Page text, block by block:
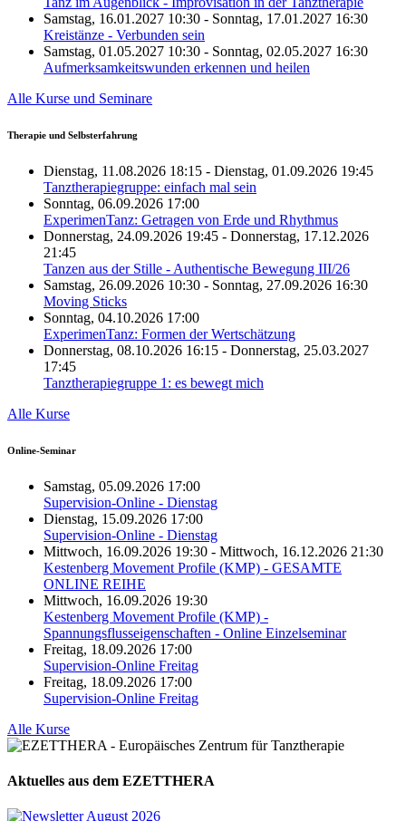
Samstag, 16.01.2027 10:30 - Sonntag, 17.01.2027 16:30
Kreistänze - Verbunden sein
Samstag, 01.05.2027 10:30 - Sonntag, 02.05.2027 16:30
Aufmerksamkeitswunden erkennen und heilen
Alle Kurse und Seminare
Therapie und Selbsterfahrung
Dienstag, 11.08.2026 18:15 - Dienstag, 01.09.2026 19:45
Tanztherapiegruppe: einfach mal sein
Sonntag, 06.09.2026 17:00
ExperimenTanz: Getragen von Erde und Rhythmus
Donnerstag, 24.09.2026 19:45 - Donnerstag, 17.12.2026
21:45
Tanzen aus der Stille - Authentische Bewegung III/26
Samstag, 26.09.2026 10:30 - Sonntag, 27.09.2026 16:30
Moving Sticks
Sonntag, 04.10.2026 17:00
ExperimenTanz: Formen der Wertschätzung
Donnerstag, 08.10.2026 16:15 - Donnerstag, 25.03.2027
17:45
Tanztherapiegruppe 1: es bewegt mich
Alle Kurse
Online-Seminar
Samstag, 05.09.2026 17:00
Supervision-Online - Dienstag
Dienstag, 15.09.2026 17:00
Supervision-Online - Dienstag
Mittwoch, 16.09.2026 19:30 - Mittwoch, 16.12.2026 21:30
Kestenberg Movement Profile (KMP) - GESAMTE
ONLINE REIHE
Mittwoch, 16.09.2026 19:30
Kestenberg Movement Profile (KMP) -
Spannungsflusseigenschaften - Online Einzelseminar
Freitag, 18.09.2026 17:00
Supervision-Online Freitag
Freitag, 18.09.2026 17:00
Supervision-Online Freitag
Alle Kurse
Aktuelles aus dem EZETTHERA